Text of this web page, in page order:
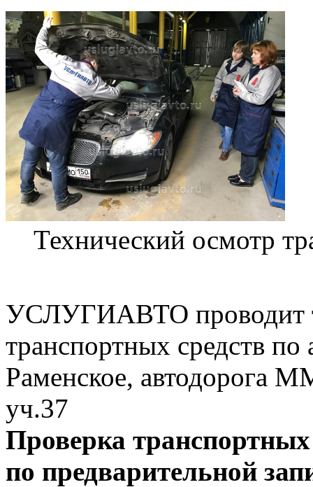
Технический осмотр
УСЛУГИАВТО проводит
транспортных средств по
Раменское, автодорога
уч.37
Проверка
по предварительной